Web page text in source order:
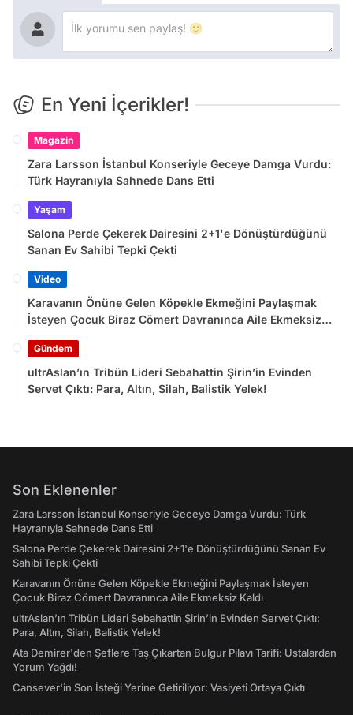
En Yeni İçerikler!
Magazin
Zara Larsson İstanbul Konseriyle Geceye Damga Vurdu:
Türk Hayranıyla Sahnede Dans Etti
Yaşam
Salona Perde Çekerek Dairesini 2+1'e Dönüştürdüğünü
Sanan Ev Sahibi Tepki Çekti
Video
Karavanın Önüne Gelen Köpekle Ekmeğini Paylaşmak
İsteyen Çocuk Biraz Cömert Davranınca Aile Ekmeksiz
Gündem
ultrAslan’ın Tribün Lideri Sebahattin Şirin’in Evinden
Servet Çıktı: Para, Altın, Silah, Balistik Yelek!
Son Eklenenler
Zara Larsson İstanbul Konseriyle Geceye Damga Vurdu: Türk
Hayranıyla Sahnede Dans Etti
Salona Perde Çekerek Dairesini 2+1'e Dönüştürdüğünü Sanan Ev
Sahibi Tepki Çekti
Karavanın Önüne Gelen Köpekle Ekmeğini Paylaşmak İsteyen
Çocuk Biraz Cömert Davranınca Aile Ekmeksiz Kaldı
ultrAslan’ın Tribün Lideri Sebahattin Şirin’in Evinden Servet Çıktı:
Para, Altın, Silah, Balistik Yelek!
Ata Demirer'den Şeflere Taş Çıkartan Bulgur Pilavı Tarifi: Ustalardan
Yorum Yağdı!
Cansever'in Son İsteği Yerine Getiriliyor: Vasiyeti Ortaya Çıktı